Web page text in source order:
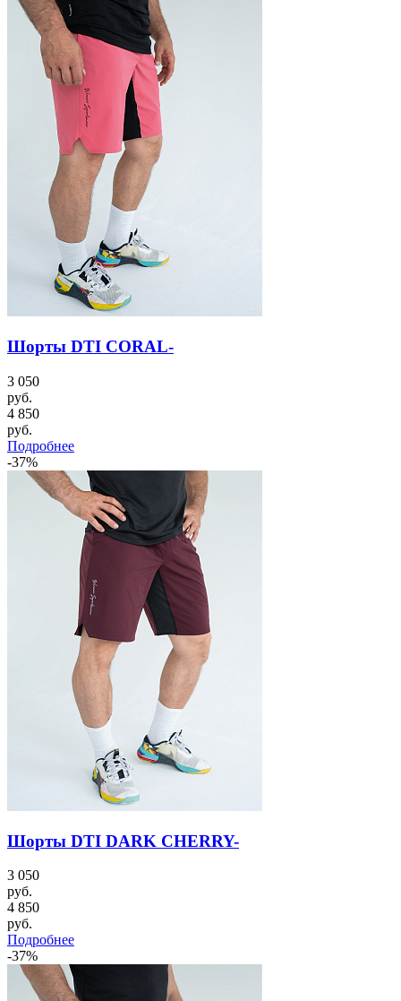
Шорты DTI CORAL-
3 050
руб.
4 850
руб.
Подробнее
-37%
Шорты DTI DARK CHERRY-
3 050
руб.
4 850
руб.
Подробнее
-37%